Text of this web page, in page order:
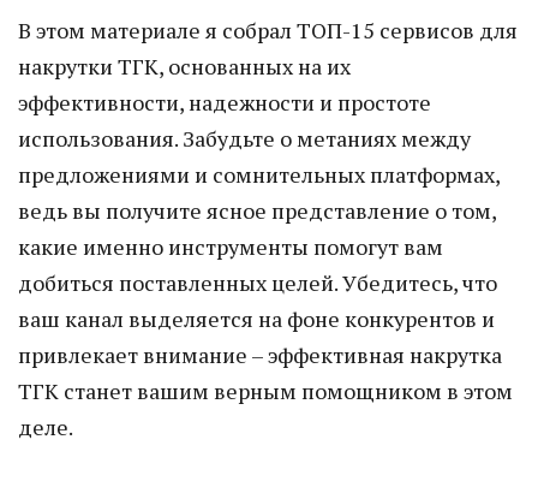
В этом материале я собрал ТОП-15 сервисов для
накрутки ТГК, основанных на их
эффективности, надежности и простоте
использования. Забудьте о метаниях между
предложениями и сомнительных платформах,
ведь вы получите ясное представление о том,
какие именно инструменты помогут вам
добиться поставленных целей. Убедитесь, что
ваш канал выделяется на фоне конкурентов и
привлекает внимание – эффективная накрутка
ТГК станет вашим верным помощником в этом
деле.